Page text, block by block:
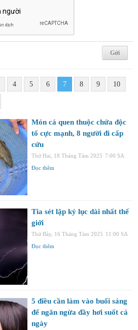
4 5 6 7 8 9 10
Món cá quen thuộc chứa độc
tố cực mạnh, 8 người đi cấp
cứu
Thứ Hai, 18 Tháng Tám 2025 7:00 SA
Đọc thêm
Tia sét lập kỷ lục dài nhất thế
giới
Thứ Bảy, 16 Tháng Tám 2025 11:00 SA
Đọc thêm
5 điều cần làm vào buổi sáng
để ngăn ngừa đầy hơi suốt cả
ngày